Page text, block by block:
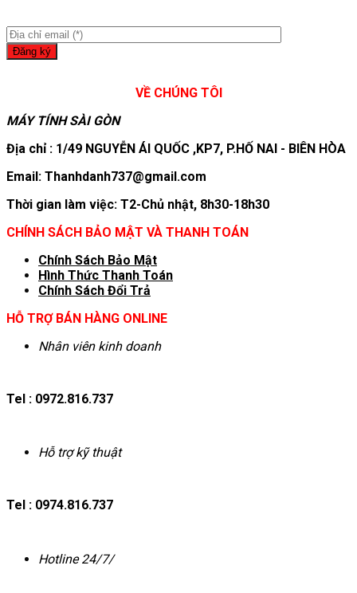
VỀ CHÚNG TÔI
MÁY TÍNH SÀI GÒN
Địa chỉ : 1/49 NGUYỄN ÁI QUỐC ,KP7, P.HỐ NAI - BIÊN HÒA
Email: Thanhdanh737@gmail.com
Thời gian làm việc: T2-Chủ nhật, 8h30-18h30
CHÍNH SÁCH BẢO MẬT VÀ THANH TOÁN
Chính Sách Bảo Mật
Hình Thức Thanh Toán
Chính Sách Đổi Trả
HỖ TRỢ BÁN HÀNG ONLINE
Nhân viên kinh doanh
Tel : 0972.816.737
Hỗ trợ kỹ thuật
Tel : 0974.816.737
Hotline 24/7/